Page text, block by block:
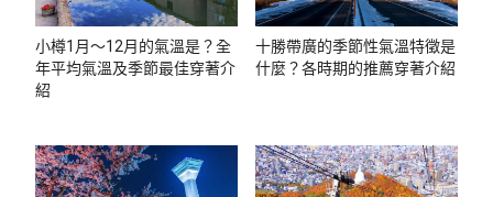
小樽1月～12月的氣溫是？全
年平均氣溫及季節最佳穿著介
紹
十勝帶廣的季節性氣溫特徵是
什麼？各時期的推薦穿著介紹